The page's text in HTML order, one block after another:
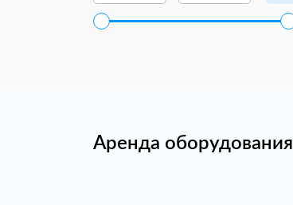
Аренда оборудования